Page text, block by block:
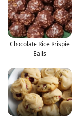
Chocolate Rice Krispie
Balls